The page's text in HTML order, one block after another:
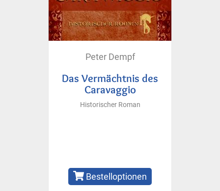
Peter Dempf
Das Vermächtnis des
Caravaggio
Historischer Roman
Bestelloptionen